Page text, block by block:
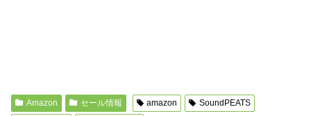
Amazon セール情報 amazon
SoundPEATS